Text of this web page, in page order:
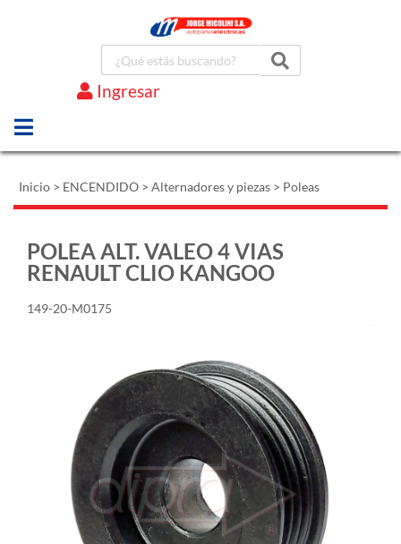
Ingresar
Inicio > ENCENDIDO > Alternadores y piezas > Poleas
POLEA ALT. VALEO 4 VIAS
RENAULT CLIO KANGOO
149-20-M0175